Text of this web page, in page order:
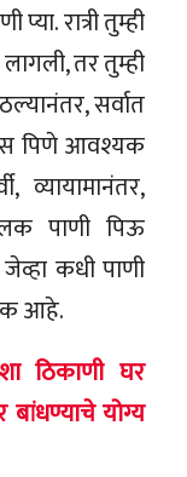
रात्री तुम्ही
तर तुम्ही
सर्वात
पिणे आवश्यक
व्यायामानंतर,
पाणी पिऊ
कधी पाणी
आहे.
ठिकाणी घर
बांधण्याचे योग्य